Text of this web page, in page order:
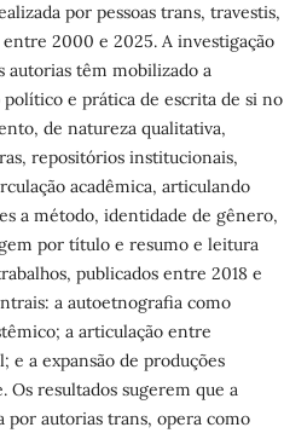
por pessoas trans, travestis,
2000 e 2025. A investigação
autorias têm mobilizado a
e prática de escrita de si no
de natureza qualitativa,
repositórios institucionais,
acadêmica, articulando
a método, identidade de gênero,
por título e resumo e leitura
publicados entre 2018 e
a autoetnografia como
a articulação entre
e a expansão de produções
resultados sugerem que a
por autorias trans, opera como